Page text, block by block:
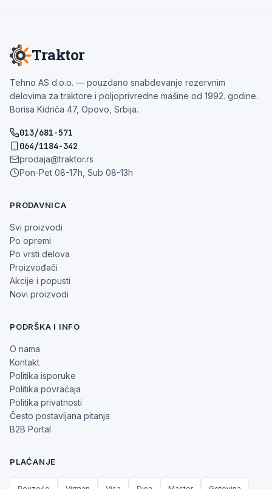
Traktor
Tehno AS d.o.o. — pouzdano snabdevanje rezervnim
delovima za traktore i poljoprivredne mašine od 1992. godine.
Borisa Kidriča 47, Opovo, Srbija.
013/681-571
064/1184-342
prodaja@traktor.rs
Pon-Pet 08-17h, Sub 08-13h
PRODAVNICA
Svi proizvodi
Po opremi
Po vrsti delova
Proizvođači
Akcije i popusti
Novi proizvodi
PODRŠKA I INFO
O nama
Kontakt
Politika isporuke
Politika povraćaja
Politika privatnosti
Često postavljana pitanja
B2B Portal
PLAĆANJE